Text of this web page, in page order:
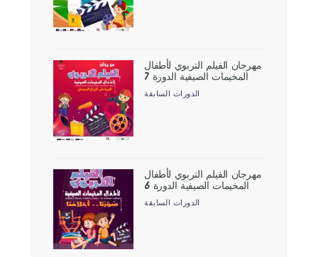
مهرجان الفيلم التربوي لأطفال
المخيمات الصيفية الدورة 7
الدورات السابقة
مهرجان الفيلم التربوي لأطفال
المخيمات الصيفية الدورة 6
الدورات السابقة